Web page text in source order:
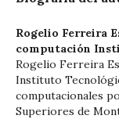
Rogelio Ferreira
computación
Rogelio Ferreira
Instituto
computacionales
Superiores de